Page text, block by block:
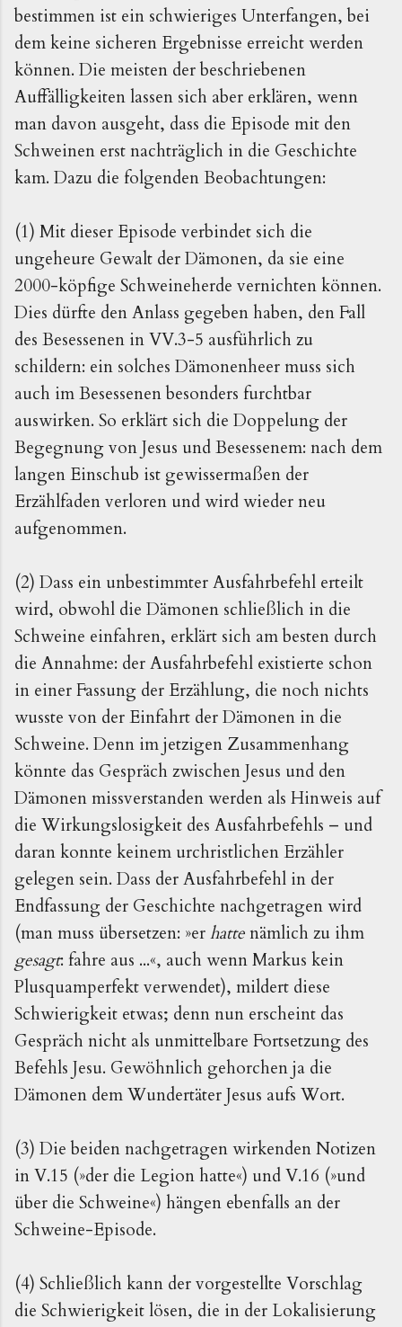
bestimmen ist ein schwieriges Unterfangen, bei
dem keine sicheren Ergebnisse erreicht werden
können. Die meisten der beschriebenen
Auffälligkeiten lassen sich aber erklären, wenn
man davon ausgeht, dass die Episode mit den
Schweinen erst nachträglich in die Geschichte
kam. Dazu die folgenden Beobachtungen:
(1) Mit dieser Episode verbindet sich die
ungeheure Gewalt der Dämonen, da sie eine
2000-köpfige Schweineherde vernichten können.
Dies dürfte den Anlass gegeben haben, den Fall
des Besessenen in VV.3-5 ausführlich zu
schildern: ein solches Dämonenheer muss sich
auch im Besessenen besonders furchtbar
auswirken. So erklärt sich die Doppelung der
Begegnung von Jesus und Besessenem: nach dem
langen Einschub ist gewissermaßen der
Erzählfaden verloren und wird wieder neu
aufgenommen.
(2) Dass ein unbestimmter Ausfahrbefehl erteilt
wird, obwohl die Dämonen schließlich in die
Schweine einfahren, erklärt sich am besten durch
die Annahme: der Ausfahrbefehl existierte schon
in einer Fassung der Erzählung, die noch nichts
wusste von der Einfahrt der Dämonen in die
Schweine. Denn im jetzigen Zusammenhang
könnte das Gespräch zwischen Jesus und den
Dämonen missverstanden werden als Hinweis auf
die Wirkungslosigkeit des Ausfahrbefehls – und
daran konnte keinem urchristlichen Erzähler
gelegen sein. Dass der Ausfahrbefehl in der
Endfassung der Geschichte nachgetragen wird
(man muss übersetzen: »erhattenämlich zu ihm
gesagt: fahre aus ...«, auch wenn Markus kein
Plusquamperfekt verwendet), mildert diese
Schwierigkeit etwas; denn nun erscheint das
Gespräch nicht als unmittelbare Fortsetzung des
Befehls Jesu. Gewöhnlich gehorchen ja die
Dämonen dem Wundertäter Jesus aufs Wort.
(3) Die beiden nachgetragen wirkenden Notizen
in V.15 (»der die Legion hatte«) und V.16 (»und
über die Schweine«) hängen ebenfalls an der
Schweine-Episode.
(4) Schließlich kann der vorgestellte Vorschlag
die Schwierigkeit lösen, die in der Lokalisierung